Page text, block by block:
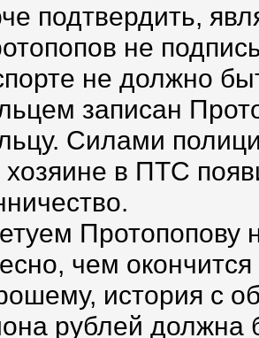
подтвердить,
не
не должно
записан
Силами
в ПТС
Протопопову
чем
история с
рублей должна